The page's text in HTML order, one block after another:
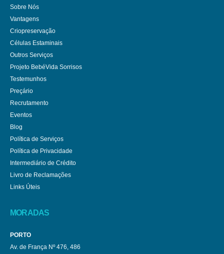
Sobre Nós
Vantagens
Criopreservação
Células Estaminais
Outros Serviços
Projeto BebéVida Sorrisos
Testemunhos
Preçário
Recrutamento
Eventos
Blog
Política de Serviços
Política de Privacidade
Intermediário de Crédito
Livro de Reclamações
Links Úteis
MORADAS
PORTO
Av. de França Nº 476, 486